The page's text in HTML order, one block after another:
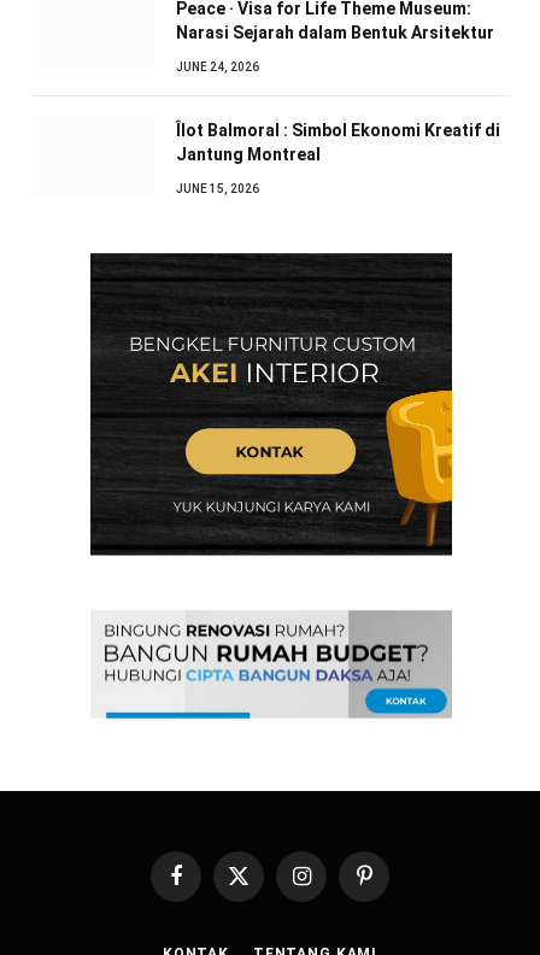
Peace · Visa for Life Theme Museum:
Narasi Sejarah dalam Bentuk Arsitektur
JUNE 24, 2026
Îlot Balmoral : Simbol Ekonomi Kreatif di
Jantung Montreal
JUNE 15, 2026
FacebookX
(Twitter)
InstagramPinterest